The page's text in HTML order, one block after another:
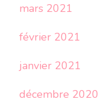
mars 2021
février 2021
janvier 2021
décembre 2020